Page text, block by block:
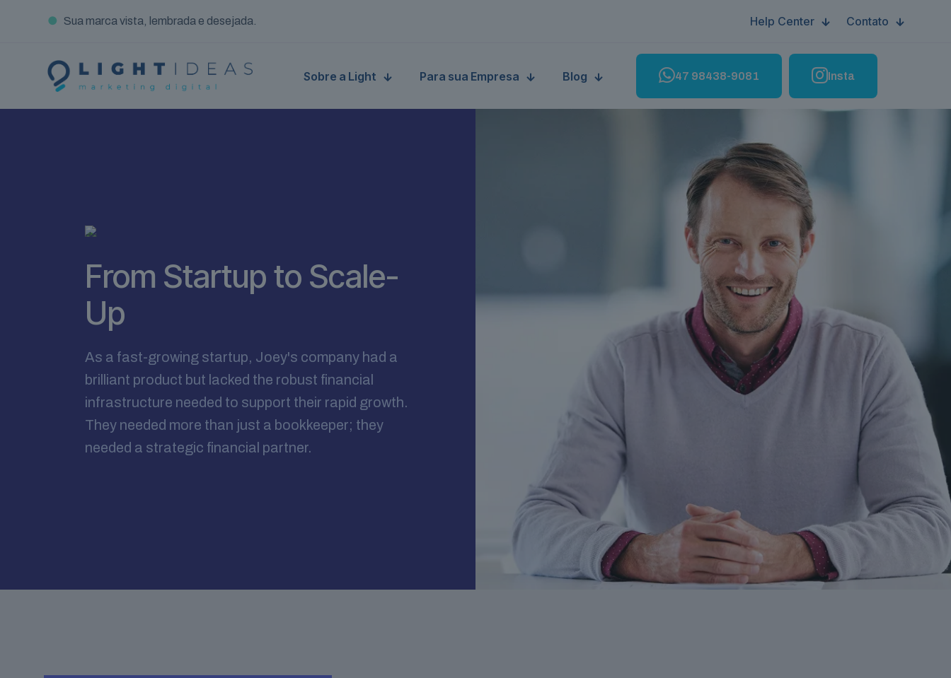
● Sua marca vista, lembrada e desejada. Help Center Contato
Sobre a Light Para sua Empresa Blog 47 98438-9081 Insta
From Startup to Scale-
Up
As a fast-growing startup, Joey's company had a
brilliant product but lacked the robust financial
infrastructure needed to support their rapid growth.
They needed more than just a bookkeeper; they
needed a strategic financial partner.